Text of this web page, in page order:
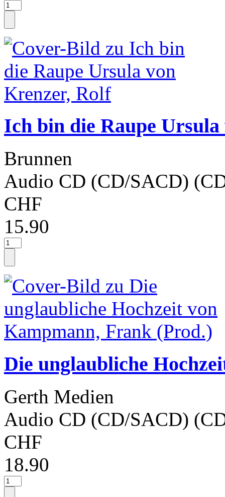
Ich bin die Raupe
Brunnen
Audio CD (CD/SACD)
CHF
15.90
Die unglaubliche
Gerth Medien
Audio CD (CD/SACD)
CHF
18.90